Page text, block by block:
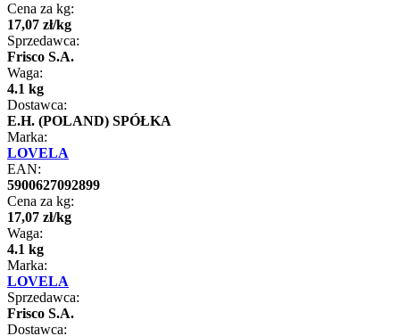
Cena za kg:
17,07 zł/kg
Sprzedawca:
Frisco S.A.
Waga:
4.1 kg
Dostawca:
E.H. (POLAND) SPÓŁKA
Marka:
LOVELA
EAN:
5900627092899
Cena za kg:
17,07 zł/kg
Waga:
4.1 kg
Marka:
LOVELA
Sprzedawca:
Frisco S.A.
Dostawca: